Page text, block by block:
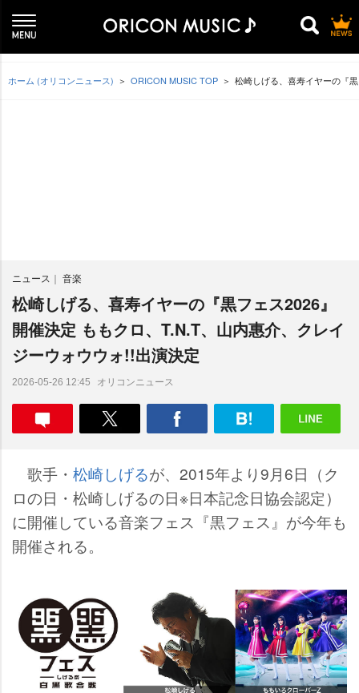
ホーム (オリコンニュース) ORICON MUSIC TOP 松崎しげる、喜寿イヤーの『
ニュース 音楽
松崎しげる、喜寿イヤーの『黒フェス2026』
開催決定 ももクロ、T.N.T、山内惠介、クレイ
ジーウォウウォ!!出演決定
2026-05-26 12:45 オリコンニュース
歌手・ 松崎しげるが、2015年より9月6日（ク
ロの日・松崎しげるの日※日本記念日協会認定）
に開催している音楽フェス『黒フェス』が今年も
開催される。